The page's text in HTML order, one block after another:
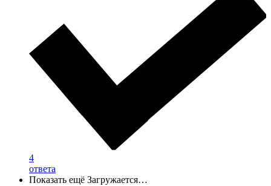
4
ответа
Показать ещё Загружается…